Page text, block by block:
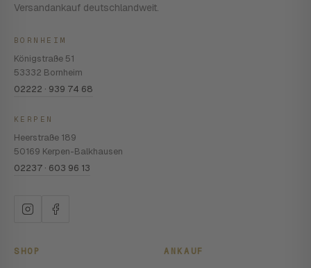
Versandankauf deutschlandweit.
BORNHEIM
Königstraße 51
53332 Bornheim
02222 · 939 74 68
KERPEN
Heerstraße 189
50169 Kerpen-Balkhausen
02237 · 603 96 13
SHOP ANKAUF